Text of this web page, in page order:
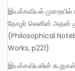
இயக்கவியல் முறையில் பயன்படுத்த வேண்டிய அனைத்தையும் மதிப்பிட,
தோழர் லெனின் அதன்
(Philosophical
Works, p221)
இயக்கவியலின்